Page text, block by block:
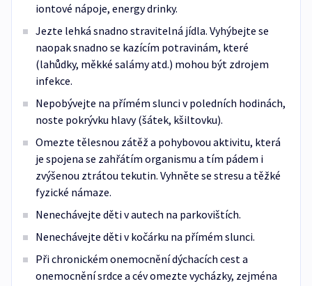
iontové nápoje, energy drinky.
Jezte lehká snadno stravitelná jídla. Vyhýbejte se
naopak snadno se kazícím potravinám, které
(lahůdky, měkké salámy atd.) mohou být zdrojem
infekce.
Nepobývejte na přímém slunci v poledních hodinách,
noste pokrývku hlavy (šátek, kšiltovku).
Omezte tělesnou zátěž a pohybovou aktivitu, která
je spojena se zahřátím organismu a tím pádem i
zvýšenou ztrátou tekutin. Vyhněte se stresu a těžké
fyzické námaze.
Nenechávejte děti v autech na parkovištích.
Nenechávejte děti v kočárku na přímém slunci.
Při chronickém onemocnění dýchacích cest a
onemocnění srdce a cév omezte vycházky, zejména